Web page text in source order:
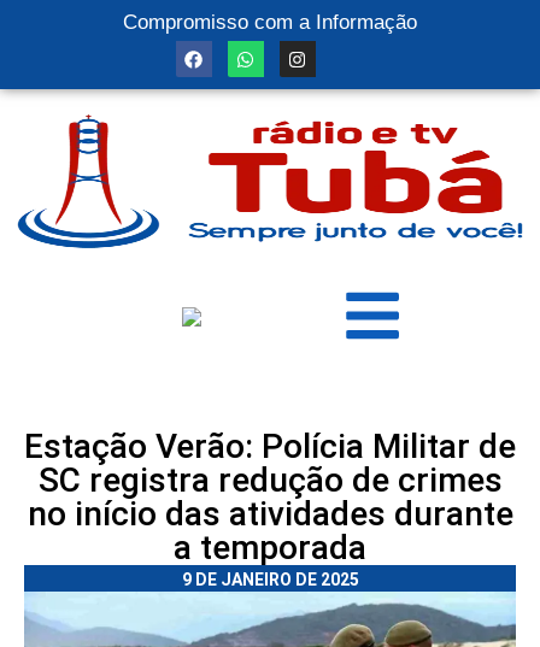
Compromisso com a Informação
Estação Verão: Polícia Militar de
SC registra redução de crimes
no início das atividades durante
a temporada
9 DE JANEIRO DE 2025